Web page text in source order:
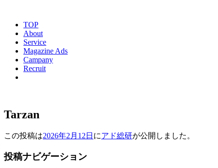
TOP
About
Service
Magazine Ads
Campany
Recruit
Tarzan
この投稿は2026年2月12日 にアド総研が公開しました 。
投稿ナビゲーション